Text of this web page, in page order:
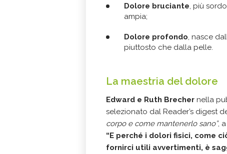
Dolore bruciante , più
ampia;
Dolore profondo , nasce
piuttosto che dalla pelle.
La maestria del dolore
Edward e Ruth Brecher nella
selezionato dal Reader’s digest
corpo e come mantenerlo sano”,
“E perché i dolori fisici, come
fornirci utili avvertimenti, è